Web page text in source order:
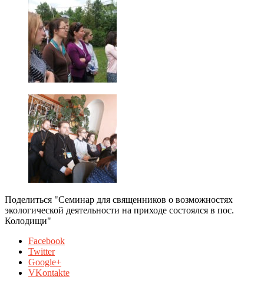
Поделиться "Семинар для священников о возможностях
экологической деятельности на приходе состоялся в пос.
Колодищи"
Facebook
Twitter
Google+
VKontakte